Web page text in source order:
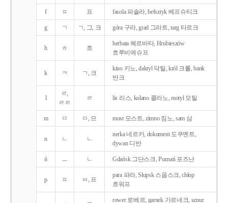
f ㅍ 프 fasola 파솔라, befsztyk 베프슈티크
g ㄱ ㄱ, 그, 크 góra 구라, grad 그라트, targ 타르크
h ㅎ 흐
herbata 헤르바타, Hrubieszów
흐루비에슈프
k ㅋ ㄱ, 크
kino 키노, daktyl 닥틸, król 크룰, bank
반크
l
ㄹ,
ㄹㄹ
ㄹ lis 리스, kolano 콜라노, motyl 모틸
m ㅁ ㅁ, 므 most 모스트, zimno 짐노, sam 삼
n ㄴ ㄴ
nerka 네르카, dokument 도쿠멘트,
dywan 디반
ń ㅡ ㄴ Gdańsk 그단스크, Poznań 포즈난
p ㅍ ㅂ, 프
para 파라, Słupsk 스웁스크, chłop
흐워프
rower 로베르, garnek 가르네크, sznur